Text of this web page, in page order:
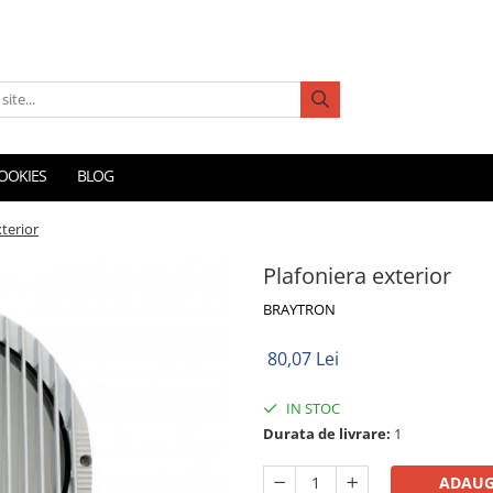
BLOG
Plafoniera exterior
BRAYTRON
80,07 Lei
IN STOC
Durata de livrare: 1